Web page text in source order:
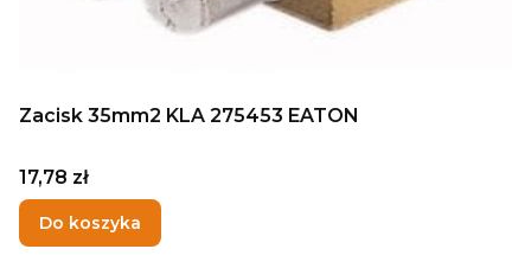
Zacisk 35mm2 KLA 275453 EATON
Cena
17,78 zł
Do koszyka